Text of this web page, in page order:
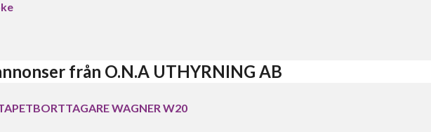
från O.N.A UTHYRNING AB
WAGNER W20